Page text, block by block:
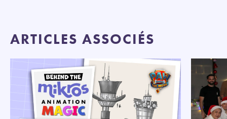
ARTICLES ASSOCIÉS